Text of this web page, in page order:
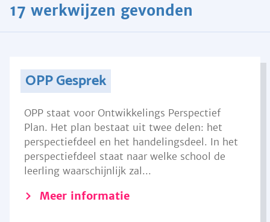
17 werkwijzen gevonden
OPP Gesprek
OPP staat voor Ontwikkelings Perspectief
Plan. Het plan bestaat uit twee delen: het
perspectiefdeel en het handelingsdeel. In het
perspectiefdeel staat naar welke school de
leerling waarschijnlijk zal...
Meer informatie